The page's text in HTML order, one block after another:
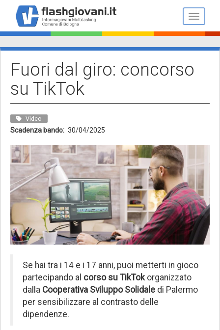
contenuto
principale
Toggle
Fuori dal giro: concorso
su TikTok
Video
Scadenza bando 30/04/2025
Se hai tra i 14 e i 17 anni, puoi metterti in gioco
partecipando al corso su TikTokorganizzato
dalla Cooperativa Sviluppo Solidale di Palermo
per sensibilizzare al contrasto delle
dipendenze.